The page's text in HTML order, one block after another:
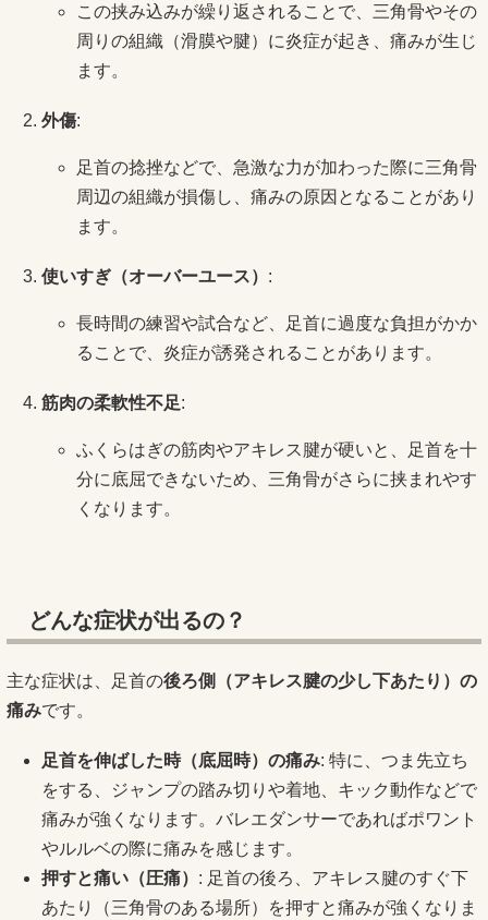
この挟み込みが繰り返されることで、三角骨やその
周りの組織（滑膜や腱）に炎症が起き、痛みが生じ
ます。
外傷:
足首の捻挫などで、急激な力が加わった際に三角骨
周辺の組織が損傷し、痛みの原因となることがあり
ます。
使いすぎ（オーバーユース） :
長時間の練習や試合など、足首に過度な負担がかか
ることで、炎症が誘発されることがあります。
筋肉の柔軟性不足:
ふくらはぎの筋肉やアキレス腱が硬いと、足首を十
分に底屈できないため、三角骨がさらに挟まれやす
くなります。
どんな症状が出るの？
主な症状は、足首の後ろ側（アキレス腱の少し下あたり）の
痛みです。
足首を伸ばした時（底屈時）の痛み: 特に、つま先立ち
をする、ジャンプの踏み切りや着地、キック動作などで
痛みが強くなります。バレエダンサーであればポワント
やルルベの際に痛みを感じます。
押すと痛い（圧痛） : 足首の後ろ、アキレス腱のすぐ下
あたり（三角骨のある場所）を押すと痛みが強くなりま